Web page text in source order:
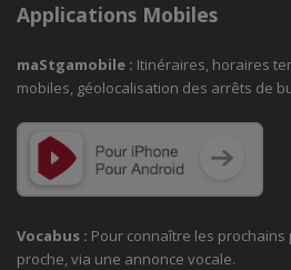
Applications Mobiles
maStgamobile : Itinéraires, horaires
mobiles, géolocalisation des arrêts de
Vocabus : Pour connaître les prochains
proche, via une annonce vocale.